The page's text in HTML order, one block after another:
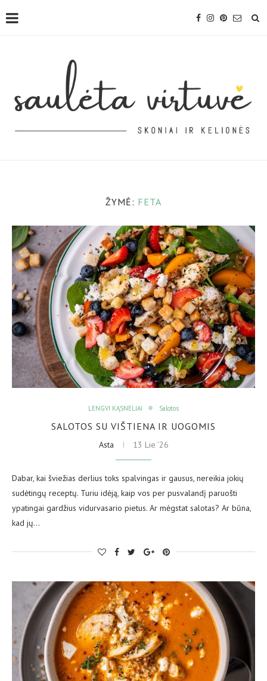
ŽYMĖ: FETA
LENGVI KĄSNELIAI Salotos
SALOTOS SU VIŠTIENA IR UOGOMIS
Asta 13 Lie ’26
Dabar, kai šviežias derlius toks spalvingas ir gausus, nereikia jokių
sudėtingų receptų. Turiu idėją, kaip vos per pusvalandį paruošti
ypatingai gardžius vidurvasario pietus. Ar mėgstat salotas? Ar būna,
kad jų…